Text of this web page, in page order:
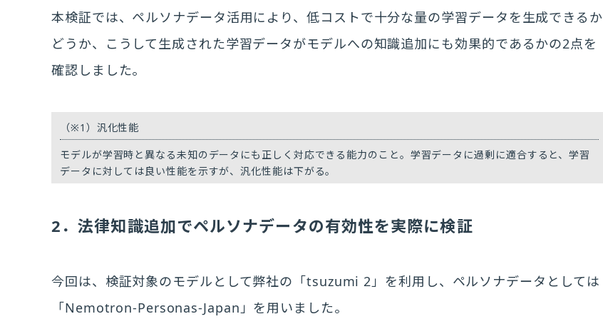
本検証では、ペルソナデータ活用により、低コストで十分な量の学習データを生成できるか
どうか、こうして生成された学習データがモデルへの知識追加にも効果的であるかの2点を
確認しました。
（※1） 汎化性能
モデルが学習時と異なる未知のデータにも正しく対応できる能力のこと。学習データに過剰に適合すると、学習
データに対しては良い性能を示すが、汎化性能は下がる。
2．法律知識追加でペルソナデータの有効性を実際に検証
今回は、検証対象のモデルとして弊社の「tsuzumi 2」を利用し、ペルソナデータとしては
「Nemotron-Personas-Japan」を用いました。